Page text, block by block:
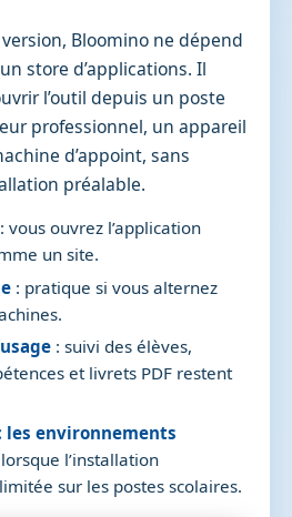
Bloomino ne dépend
store d’applications. Il
l’outil depuis un poste
professionnel, un appareil
d’appoint, sans
préalable.
vous ouvrez l’application
un site.
: pratique si vous alternez
: suivi des élèves,
et livrets PDF restent
les environnements
l’installation
sur les postes scolaires.